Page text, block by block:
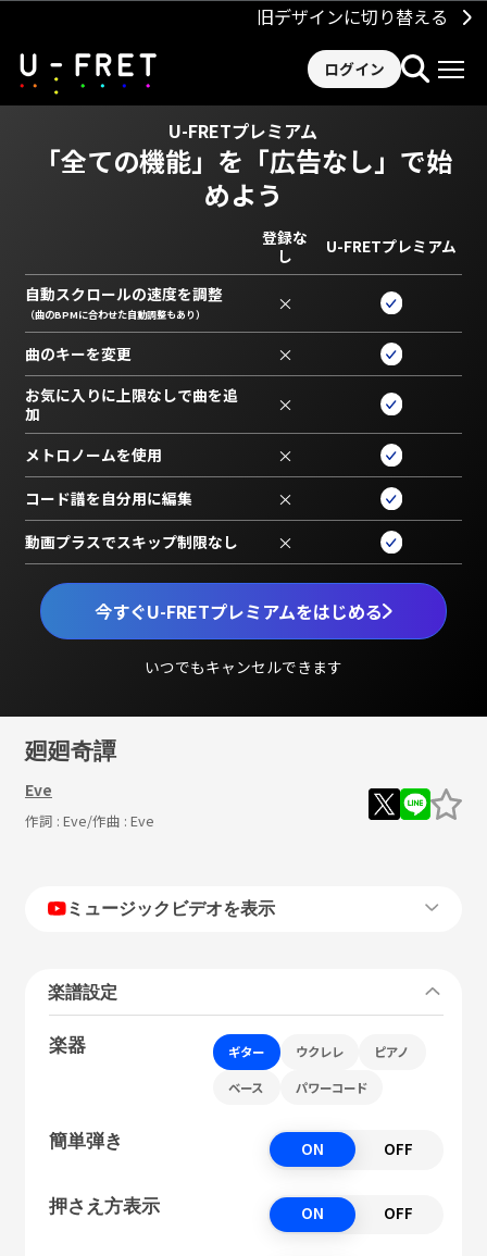
旧デザインに切り替える
ログイン
U-FRETプレミアム
「全ての機能」を 「広告なし」で始
めよう
今すぐU-FRETプレミアムをはじめる
いつでもキャンセルできます
登録な
し
U-FRETプレミアム
自動スクロールの速度を調整
（曲のBPMに合わせた自動調整もあり） ×
曲のキーを変更 ×
お気に入りに上限なしで曲を追
加
×
メトロノームを使用 ×
コード譜を自分用に編集 ×
動画プラスでスキップ制限なし ×
廻廻奇譚
Eve
作詞 : Eve/作曲 : Eve
ミュージックビデオを表示
楽譜設定
楽器 ギター ウクレレ ピアノ
ベース パワーコード
簡単弾き ON OFF
押さえ方表示 ON OFF